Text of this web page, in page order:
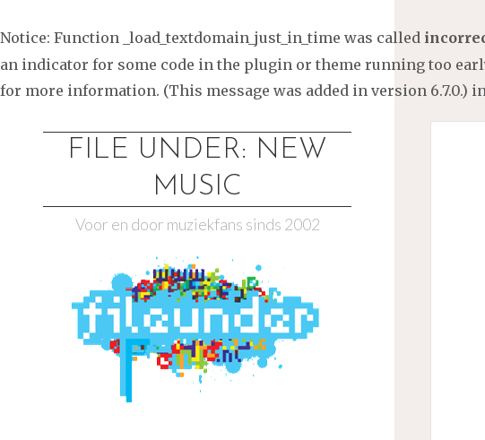
Notice: Function _load_textdomain_just_in_time was called
an indicator for some code in the plugin or theme running too
for more information. (This message was added in version 6.7.0.)
FILE UNDER: NEW
MUSIC
Voor en door muziekfans sinds 2002